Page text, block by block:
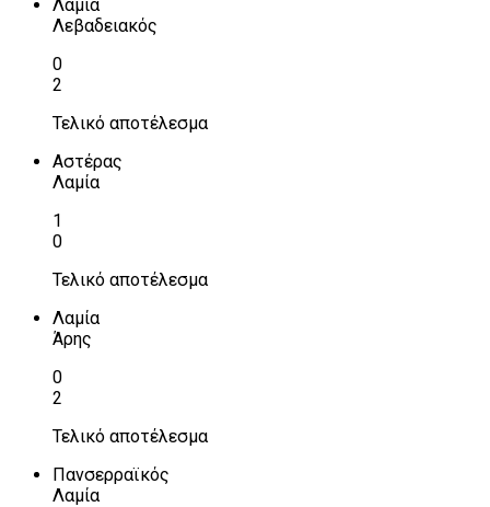
Λαμία
Λεβαδειακός
0
2
Τελικό αποτέλεσμα
Αστέρας
Λαμία
1
0
Τελικό αποτέλεσμα
Λαμία
Άρης
0
2
Τελικό αποτέλεσμα
Πανσερραϊκός
Λαμία